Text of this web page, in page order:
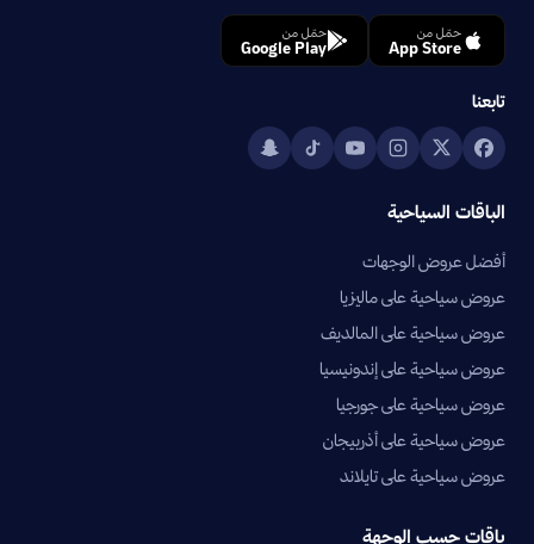
حمّل من
App Store
حمّل من
Google Play
تابعنا
الباقات السياحية
أفضل عروض الوجهات
عروض سياحية على ماليزيا
عروض سياحية على المالديف
عروض سياحية على إندونيسيا
عروض سياحية على جورجيا
عروض سياحية على أذربيجان
عروض سياحية على تايلاند
باقات حسب الوجهة